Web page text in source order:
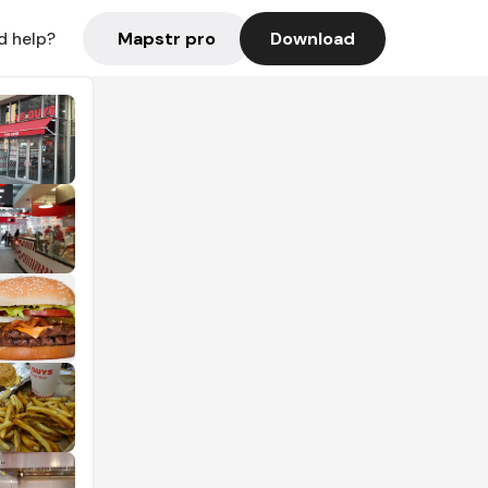
help? Mapstr pro Download